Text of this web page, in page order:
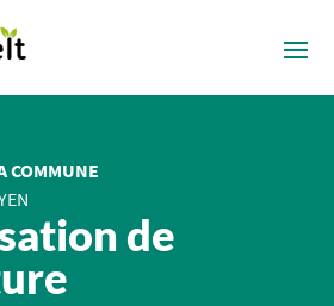
COMMUNE
de